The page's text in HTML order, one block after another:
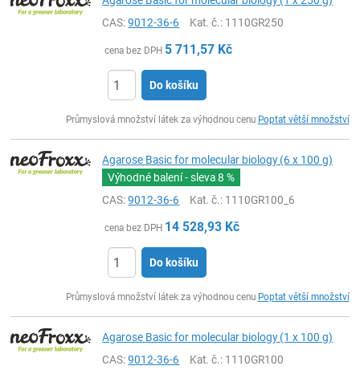
CAS:9012-36-6 Kat. č.: 1110GR250
cena bez DPH 5 711,57 Kč
Do košíku
Průmyslová množství látek za výhodnou cenu Poptat větší množství
Agarose Basic for molecular biology (6 x 100 g)
Výhodné balení - sleva8 %
CAS:9012-36-6 Kat. č.: 1110GR100_6
cena bez DPH 14 528,93 Kč
Do košíku
Průmyslová množství látek za výhodnou cenu Poptat větší množství
Agarose Basic for molecular biology (1 x 100 g)
CAS:9012-36-6 Kat. č.: 1110GR100